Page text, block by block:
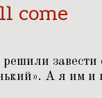
come
завести
А я им и